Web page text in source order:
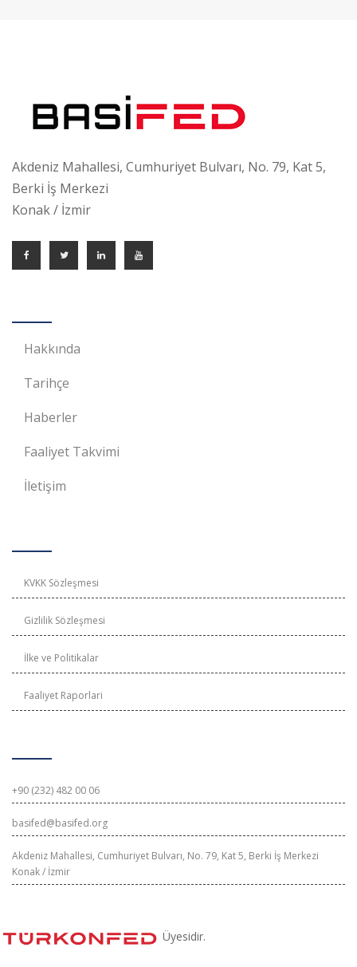
Akdeniz Mahallesi, Cumhuriyet Bulvarı, No. 79, Kat 5,
Berki İş Merkezi
Konak / İzmir
Hakkında
Tarihçe
Haberler
Faaliyet Takvimi
İletişim
KVKK Sözleşmesi
Gizlilik Sözleşmesi
İlke ve Politikalar
Faaliyet Raporlari
+90 (232) 482 00 06
basifed@basifed.org
Akdeniz Mahallesi, Cumhuriyet Bulvarı, No. 79, Kat 5, Berki İş Merkezi
Konak / İzmir
Üyesidir.